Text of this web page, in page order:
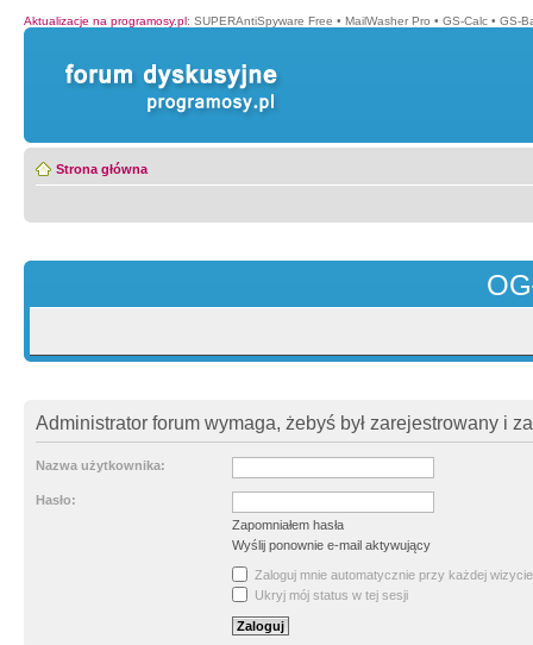
Aktualizacje na programosy.pl: SUPERAntiSpyware Free • MailWasher Pro • GS-Calc • GS-
Strona główna
Administrator forum wymaga, żebyś był zarejestrowany i
Nazwa użytkownika:
Hasło:
Zapomniałem hasła
Wyślij ponownie e-mail aktywujący
Zaloguj mnie automatycznie przy każdej wizycie
Ukryj mój status w tej sesji